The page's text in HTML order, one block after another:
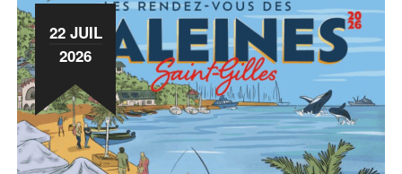
22 JUIL
2026